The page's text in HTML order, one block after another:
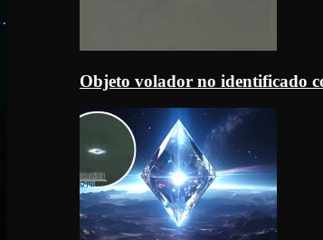
Objeto volador no identificado